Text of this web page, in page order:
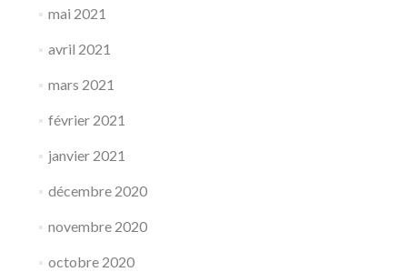
mai 2021
avril 2021
mars 2021
février 2021
janvier 2021
décembre 2020
novembre 2020
octobre 2020